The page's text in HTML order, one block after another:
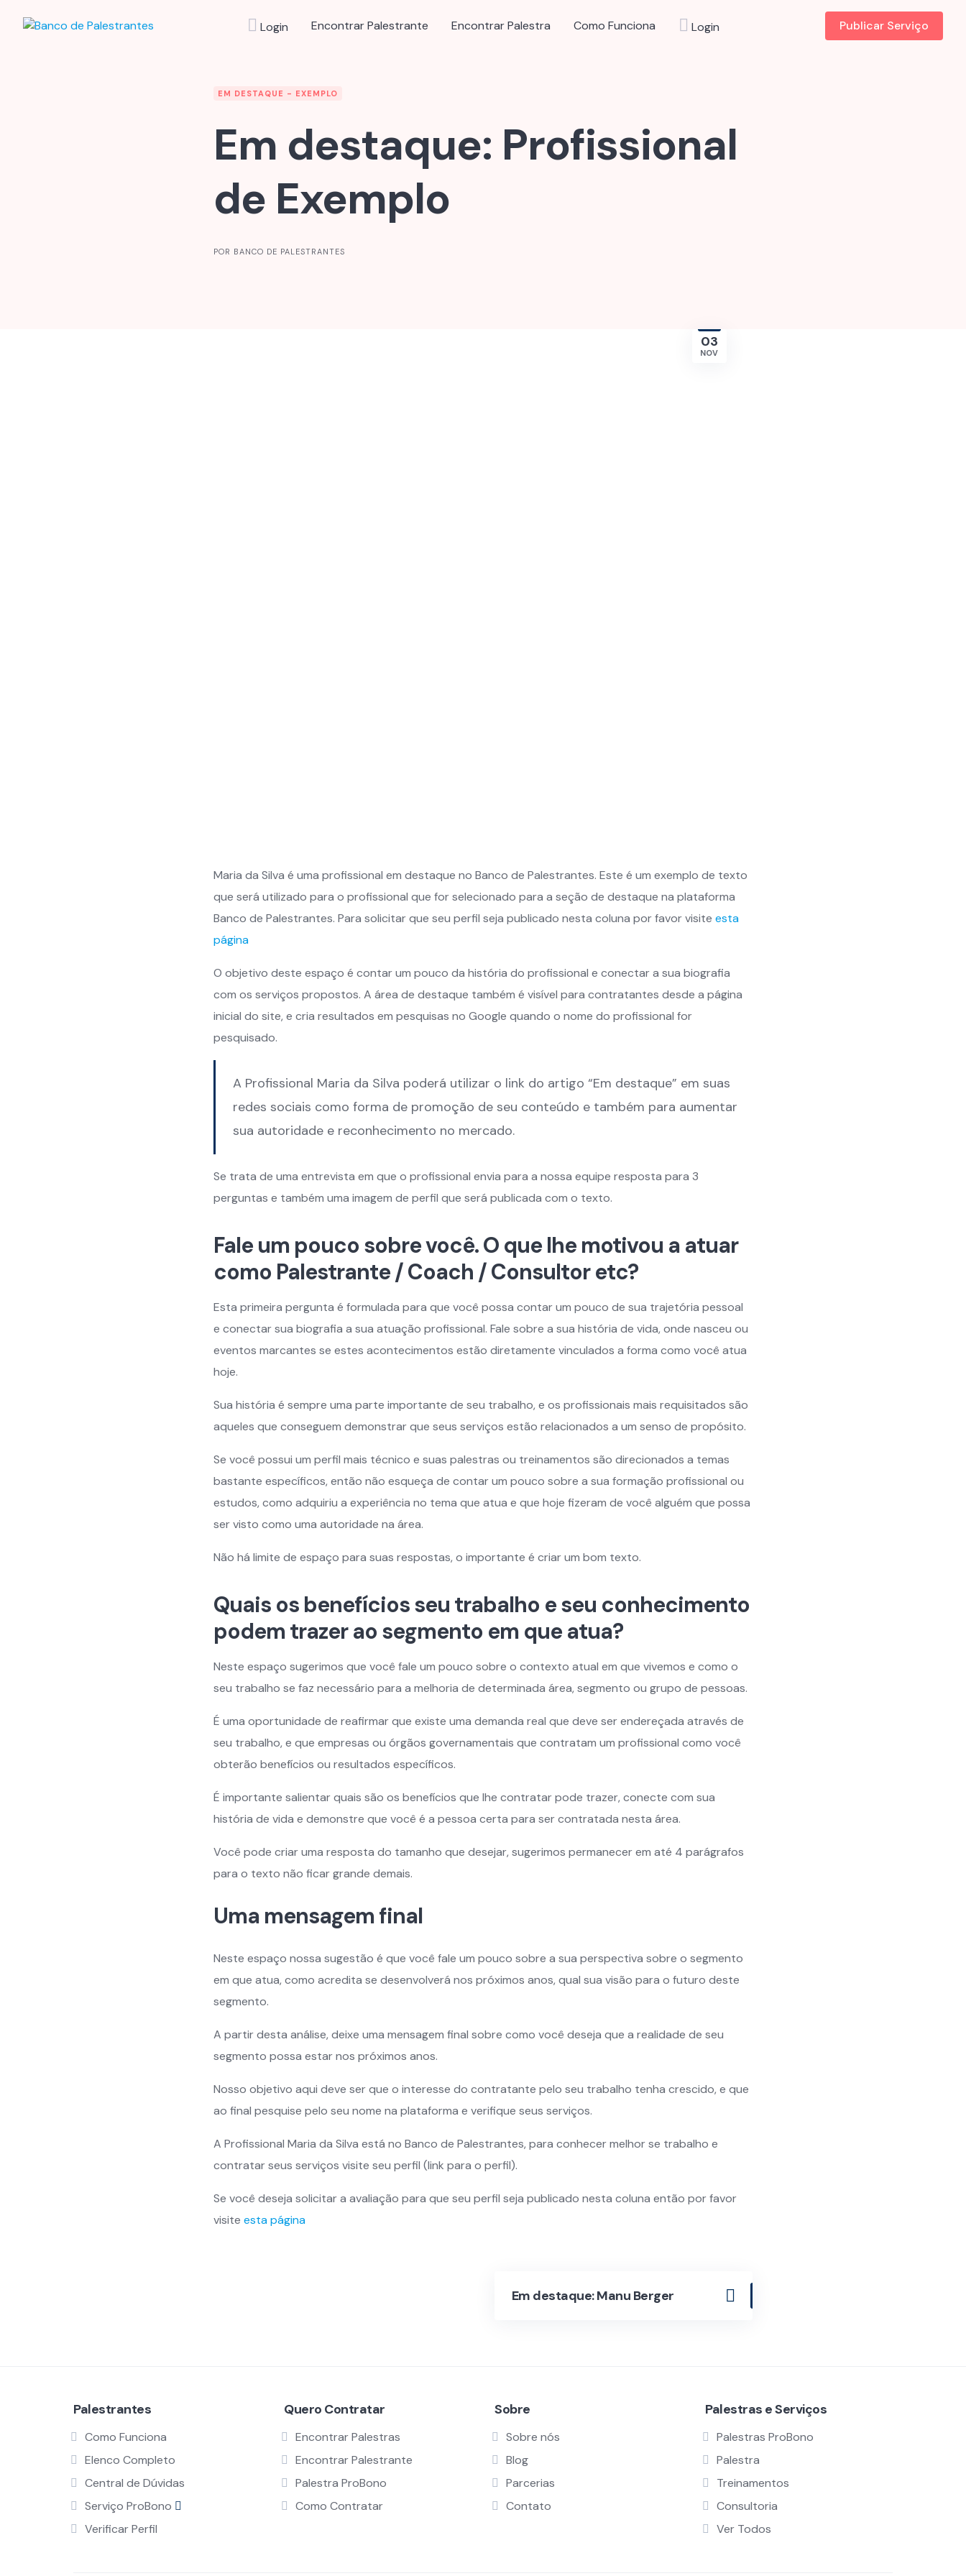
Login Encontrar Palestrante Encontrar Palestra Como Funciona Login Publicar Serviço
EM DESTAQUE - EXEMPLO
Em destaque: Profissional
de Exemplo
POR BANCO DE PALESTRANTES
03
NOV
Maria da Silva é uma profissional em destaque no Banco de Palestrantes. Este é um exemplo de texto
que será utilizado para o profissional que for selecionado para a seção de destaque na plataforma
Banco de Palestrantes. Para solicitar que seu perfil seja publicado nesta coluna por favor visiteesta
página
O objetivo deste espaço é contar um pouco da história do profissional e conectar a sua biografia
com os serviços propostos. A área de destaque também é visível para contratantes desde a página
inicial do site, e cria resultados em pesquisas no Google quando o nome do profissional for
pesquisado.
A Profissional Maria da Silva poderá utilizar o link do artigo “Em destaque” em suas
redes sociais como forma de promoção de seu conteúdo e também para aumentar
sua autoridade e reconhecimento no mercado.
Se trata de uma entrevista em que o profissional envia para a nossa equipe resposta para 3
perguntas e também uma imagem de perfil que será publicada com o texto.
Fale um pouco sobre você. O que lhe motivou a atuar
como Palestrante / Coach / Consultor etc?
Esta primeira pergunta é formulada para que você possa contar um pouco de sua trajetória pessoal
e conectar sua biografia a sua atuação profissional. Fale sobre a sua história de vida, onde nasceu ou
eventos marcantes se estes acontecimentos estão diretamente vinculados a forma como você atua
hoje.
Sua história é sempre uma parte importante de seu trabalho, e os profissionais mais requisitados são
aqueles que conseguem demonstrar que seus serviços estão relacionados a um senso de propósito.
Se você possui um perfil mais técnico e suas palestras ou treinamentos são direcionados a temas
bastante específicos, então não esqueça de contar um pouco sobre a sua formação profissional ou
estudos, como adquiriu a experiência no tema que atua e que hoje fizeram de você alguém que possa
ser visto como uma autoridade na área.
Não há limite de espaço para suas respostas, o importante é criar um bom texto.
Quais os benefícios seu trabalho e seu conhecimento
podem trazer ao segmento em que atua?
Neste espaço sugerimos que você fale um pouco sobre o contexto atual em que vivemos e como o
seu trabalho se faz necessário para a melhoria de determinada área, segmento ou grupo de pessoas.
É uma oportunidade de reafirmar que existe uma demanda real que deve ser endereçada através de
seu trabalho, e que empresas ou órgãos governamentais que contratam um profissional como você
obterão benefícios ou resultados específicos.
É importante salientar quais são os benefícios que lhe contratar pode trazer, conecte com sua
história de vida e demonstre que você é a pessoa certa para ser contratada nesta área.
Você pode criar uma resposta do tamanho que desejar, sugerimos permanecer em até 4 parágrafos
para o texto não ficar grande demais.
Uma mensagem final
Neste espaço nossa sugestão é que você fale um pouco sobre a sua perspectiva sobre o segmento
em que atua, como acredita se desenvolverá nos próximos anos, qual sua visão para o futuro deste
segmento.
A partir desta análise, deixe uma mensagem final sobre como você deseja que a realidade de seu
segmento possa estar nos próximos anos.
Nosso objetivo aqui deve ser que o interesse do contratante pelo seu trabalho tenha crescido, e que
ao final pesquise pelo seu nome na plataforma e verifique seus serviços.
A Profissional Maria da Silva está no Banco de Palestrantes, para conhecer melhor se trabalho e
contratar seus serviços visite seu perfil (link para o perfil).
Se você deseja solicitar a avaliação para que seu perfil seja publicado nesta coluna então por favor
visiteesta página
Em destaque: Manu Berger
Palestrantes
Como Funciona
Elenco Completo
Central de Dúvidas
Serviço ProBono
Verificar Perfil
Quero Contratar
Encontrar Palestras
Encontrar Palestrante
Palestra ProBono
Como Contratar
Sobre
Sobre nós
Blog
Parcerias
Contato
Palestras e Serviços
Palestras ProBono
Palestra
Treinamentos
Consultoria
Ver Todos